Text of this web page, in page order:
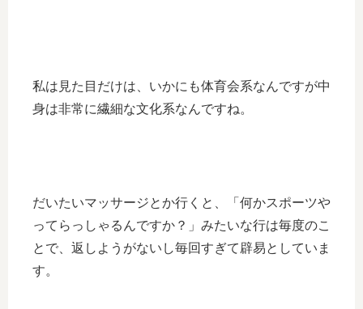
私は見た目だけは、いかにも体育会系なんですが中
身は非常に繊細な文化系なんですね。
だいたいマッサージとか行くと、「何かスポーツや
ってらっしゃるんですか？」みたいな行は毎度のこ
とで、返しようがないし毎回すぎて辟易としていま
す。